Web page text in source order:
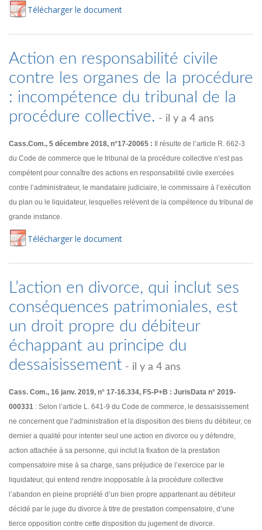
Télécharger le document
Action en responsabilité civile
contre les organes de la procédure
: incompétence du tribunal de la
procédure collective. - il y a 4 ans
Cass.Com., 5 décembre 2018, n°17-20065 :
Il résulte de l’article R. 662-3
du Code de commerce que le tribunal de la procédure collective n’est pas
compétent pour connaître des actions en responsabilité civile exercées
contre l’administrateur, le mandataire judiciaire, le commissaire à l’exécution
du plan ou le liquidateur, lesquelles relèvent de la compétence du tribunal de
grande instance.
Télécharger le document
L’action en divorce, qui inclut ses
conséquences patrimoniales, est
un droit propre du débiteur
échappant au principe du
dessaisissement - il y a 4 ans
Cass. Com., 16 janv. 2019, n° 17-16.334, FS-P+B : JurisData n° 2019-
000331 : Selon l’article L. 641-9 du Code de commerce, le dessaisissement
ne concernent que l’administration et la disposition des biens du débiteur, ce
dernier a qualité pour intenter seul une action en divorce ou y défendre,
action attachée à sa personne, qui inclut la fixation de la prestation
compensatoire mise à sa charge, sans préjudice de l’exercice par le
liquidateur, qui entend rendre inopposable à la procédure collective
l’abandon en pleine propriété d’un bien propre appartenant au débiteur
décidé par le juge du divorce à titre de prestation compensatoire, d’une
tierce opposition contre cette disposition du jugement de divorce.